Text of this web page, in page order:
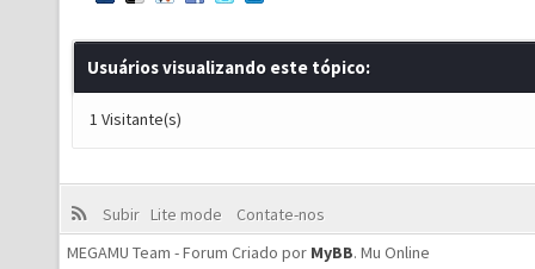
Usuários visualizando este tópico:
1 Visitante(s)
Subir Lite mode
Contate-nos
MEGAMU Team - Forum Criado por MyBB. Mu Online